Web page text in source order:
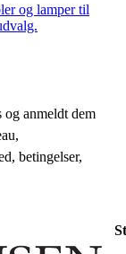
og lamper til
og anmeldt dem
betingelser,